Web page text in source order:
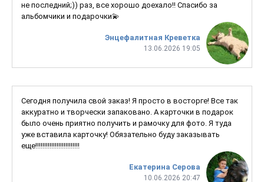
Энцефалитная Креветка
13.06.2026 19:05
не последний;)) раз, все хорошо доехало!! Спасибо за
альбомчики и подарочки💫
Екатерина Серова
10.06.2026 20:47
Сегодня получила свой заказ! Я просто в восторге! Все так
аккуратно и творчески запаковано. А карточки в подарок
было очень приятно получить и рамочку для фото. Я туда
уже вставила карточку! Обязательно буду заказывать
еще!!!!!!!!!!!!!!!!!!!!!!!!!